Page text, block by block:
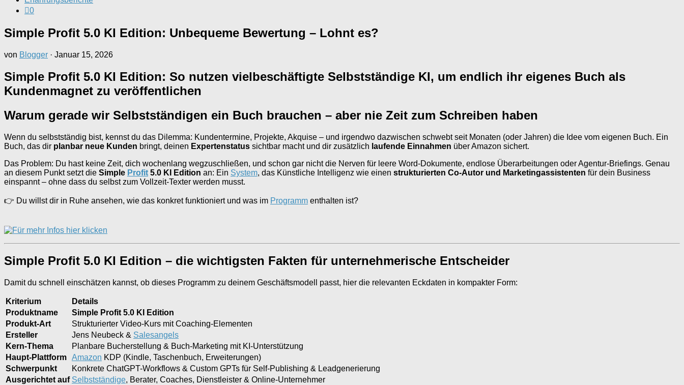
0
Simple Profit 5.0 KI Edition: Unbequeme Bewertung – Lohnt es?
von Blogger · Januar 15, 2026
Simple Profit 5.0 KI Edition: So nutzen vielbeschäftigte Selbstständige KI, um endlich ihr eigenes Buch als
Kundenmagnet zu veröffentlichen
Warum gerade wir Selbstständigen ein Buch brauchen – aber nie Zeit zum Schreiben haben
Wenn du selbstständig bist, kennst du das Dilemma: Kundentermine, Projekte, Akquise – und irgendwo dazwischen schwebt seit Monaten (oder Jahren) die Idee vom eigenen Buch. Ein
Buch, das dir planbar neue Kunden bringt, deinen Expertenstatus sichtbar macht und dir zusätzlich laufende Einnahmen über Amazon sichert.
Das Problem: Du hast keine Zeit, dich wochenlang wegzuschließen, und schon gar nicht die Nerven für leere Word-Dokumente, endlose Überarbeitungen oder Agentur-Briefings. Genau
an diesem Punkt setzt die Simple Profit 5.0 KI Edition an: Ein System, das Künstliche Intelligenz wie einen strukturierten Co-Autor und Marketingassistenten für dein Business
einspannt – ohne dass du selbst zum Vollzeit-Texter werden musst.
👉 Du willst dir in Ruhe ansehen, wie das konkret funktioniert und was im Programm enthalten ist?
Simple Profit 5.0 KI Edition – die wichtigsten Fakten für unternehmerische Entscheider
Damit du schnell einschätzen kannst, ob dieses Programm zu deinem Geschäftsmodell passt, hier die relevanten Eckdaten in kompakter Form:
Kriterium
Details
Produktname
Simple Profit 5.0 KI Edition
Produkt-Art
Strukturierter Video-Kurs mit Coaching-Elementen
Ersteller
Jens Neubeck & Salesangels
Kern-Thema
Planbare Bucherstellung & Buch-Marketing mit KI-Unterstützung
Haupt-Plattform Amazon KDP (Kindle, Taschenbuch, Erweiterungen)
Schwerpunkt
Konkrete ChatGPT-Workflows & Custom GPTs für Self-Publishing & Leadgenerierung
Ausgerichtet auf Selbstständige, Berater, Coaches, Dienstleister & Online-Unternehmer